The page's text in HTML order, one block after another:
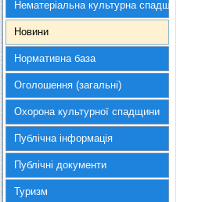
Нематеріальна культурна спадщина
Новини
Нормативна база
Оголошення (загальні)
Охорона культурної спадщини
Публічна інформація
Публічні документи
Туризм